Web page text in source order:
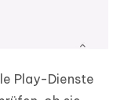
Play-Dienste